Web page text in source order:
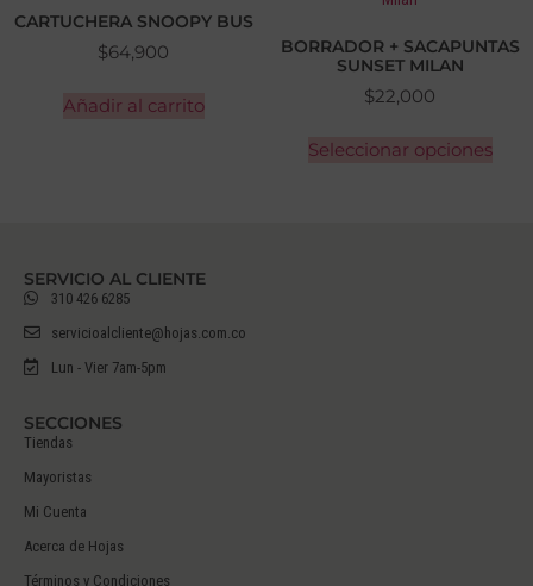
CARTUCHERA SNOOPY BUS
$64,900
Añadir al carrito
BORRADOR + SACAPUNTAS
SUNSET MILAN
$22,000
Seleccionar opciones
SECCIONES
Tiendas
Mayoristas
Mi Cuenta
Acerca de Hojas
Términos y Condiciones
SERVICIO AL CLIENTE
310 426 6285
servicioalcliente@hojas.com.co
Lun - Vier 7am-5pm